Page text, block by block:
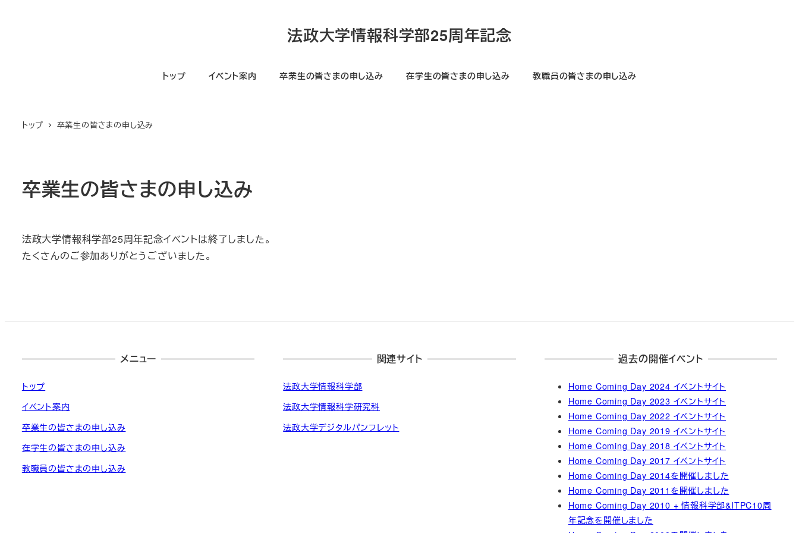
法政大学情報科学部25周年記念
トップ イベント案内 卒業生の皆さまの申し込み 在学生の皆さまの申し込み 教職員の皆さまの申し込み
トップ 卒業生の皆さまの申し込み
卒業生の皆さまの申し込み
法政大学情報科学部25周年記念イベントは終了しました。
たくさんのご参加ありがとうございました。
メニュー
トップ
イベント案内
卒業生の皆さまの申し込み
在学生の皆さまの申し込み
教職員の皆さまの申し込み
関連サイト
法政大学情報科学部
法政大学情報科学研究科
法政大学デジタルパンフレット
過去の開催イベント
Home Coming Day 2024 イベントサイト
Home Coming Day 2023 イベントサイト
Home Coming Day 2022 イベントサイト
Home Coming Day 2019 イベントサイト
Home Coming Day 2018 イベントサイト
Home Coming Day 2017 イベントサイト
Home Coming Day 2014を開催しました
Home Coming Day 2011を開催しました
Home Coming Day 2010 + 情報科学部&ITPC10周
年記念を開催しました